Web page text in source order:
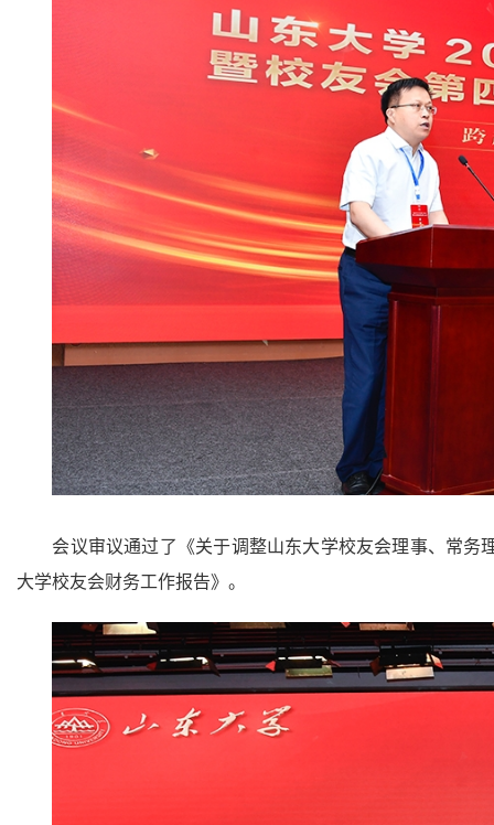
会议审议通过了《关于调整山东大学校友会理事、常
大学校友会财务工作报告》。